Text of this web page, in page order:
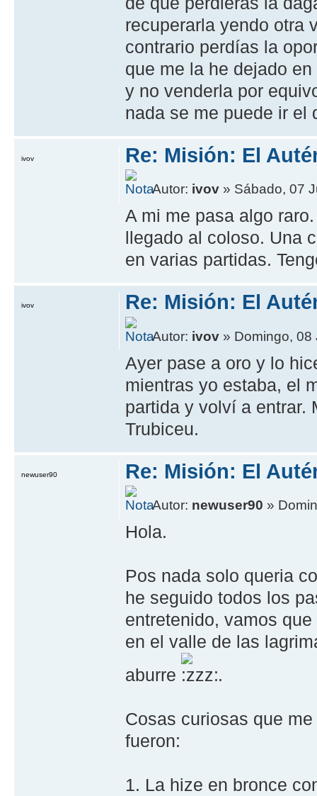
recuperarla yendo otra
contrario perdías la
que me la he dejado
y no venderla por
nada se me puede ir el
Re: Misión: El
Autor: ivov » Sábado, 07
A mi me pasa algo
llegado al coloso. Una
en varias partidas.
ivov
Re: Misión: El
Autor: ivov » Domingo,
Ayer pase a oro y lo
mientras yo estaba, el
partida y volví a entrar.
Trubiceu.
ivov
Re: Misión: El
Autor: newuser90 »
Hola.
Pos nada solo queria
he seguido todos los
entretenido, vamos
en el valle de las
aburre
.
Cosas curiosas que
fueron:
1. La hize en bronce
newuser90